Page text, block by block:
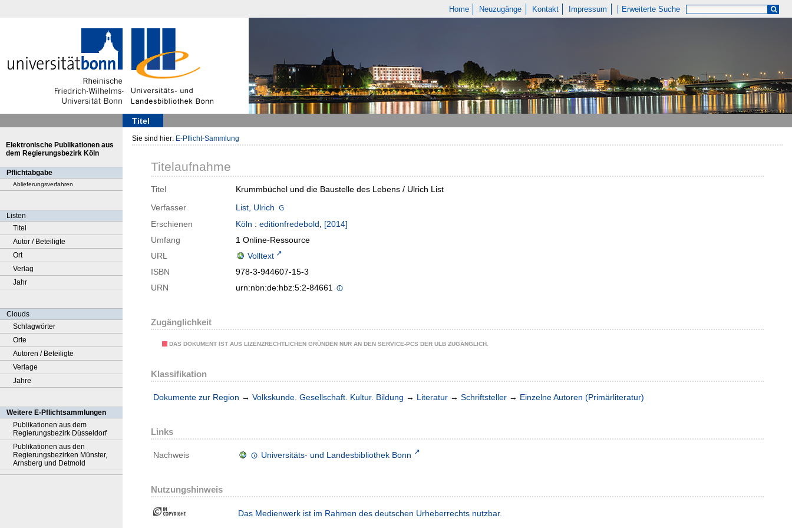
Home Neuzugänge Kontakt Impressum Erweiterte Suche
Titel
Elektronische Publikationen aus
dem Regierungsbezirk Köln
Pflichtabgabe
Ablieferungsverfahren
Listen
Titel
Autor / Beteiligte
Ort
Verlag
Jahr
Clouds
Schlagwörter
Orte
Autoren / Beteiligte
Verlage
Jahre
Weitere E-Pflichtsammlungen
Publikationen aus dem
Regierungsbezirk Düsseldorf
Publikationen aus den
Regierungsbezirken Münster,
Arnsberg und Detmold
Sie sind hier: E-Pflicht-Sammlung
Titelaufnahme
Titel
Krummbüchel und die Baustelle des Lebens / Ulrich List
Verfasser
List, Ulrich
Erschienen
Köln : editionfredebold, [2014]
Umfang
1 Online-Ressource
URL
Volltext
ISBN
978-3-944607-15-3
URN
urn:nbn:de:hbz:5:2-84661
Zugänglichkeit
DAS DOKUMENT IST AUS LIZENZRECHTLICHEN GRÜNDEN NUR AN DEN SERVICE-PCS DER ULB ZUGÄNGLICH.
Klassifikation
Dokumente zur Region → Volkskunde. Gesellschaft. Kultur. Bildung → Literatur → Schriftsteller → Einzelne Autoren (Primärliteratur)
Links
Nachweis Universitäts- und Landesbibliothek Bonn
Nutzungshinweis
Das Medienwerk ist im Rahmen des deutschen Urheberrechts nutzbar.